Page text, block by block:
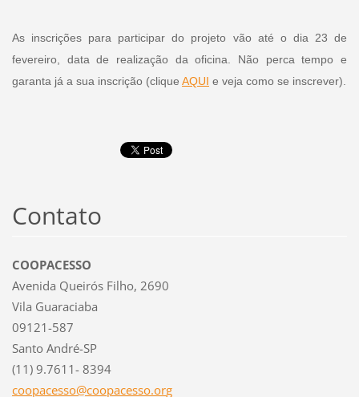
As inscrições para participar do projeto vão até o dia 23 de
fevereiro, data de realização da oficina. Não perca tempo e
garanta já a sua inscrição (clique AQUI e veja como se inscrever).
Contato
COOPACESSO
Avenida Queirós Filho, 2690
Vila Guaraciaba
09121-587
Santo André-SP
(11) 9.7611- 8394
coopacesso@coopacesso.org